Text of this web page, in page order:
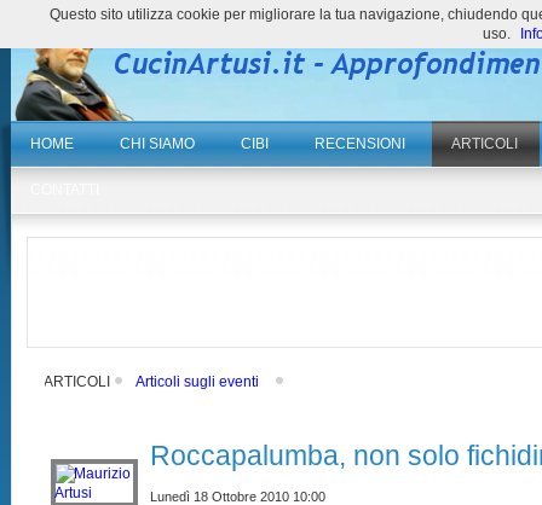
HOME CHI SIAMO CIBI RECENSIONI ARTICOLI
ARTICOLI Articoli sugli eventi
Roccapalumba, non solo
Lunedì 18 Ottobre 2010 10:00
Questo sito utilizza cookie per migliorare la tua navigazione, chiudendo
uso.